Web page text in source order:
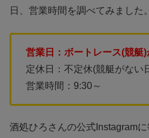
日、営業時間を調べてみました。
営業日：ボートレース(競艇)
定休日：不定休(競艇がない
営業時間：9:30～
酒処ひろさんの公式Instagram